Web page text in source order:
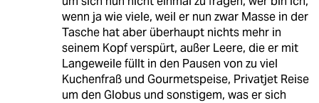
wenn ja wie viele, weil er nun zwar Masse in der
Tasche hat aber überhaupt nichts mehr in
seinem Kopf verspürt, außer Leere, die er mit
Langeweile füllt in den Pausen von zu viel
Kuchenfraß und Gourmetspeise, Privatjet Reise
um den Globus und sonstigem, was er sich